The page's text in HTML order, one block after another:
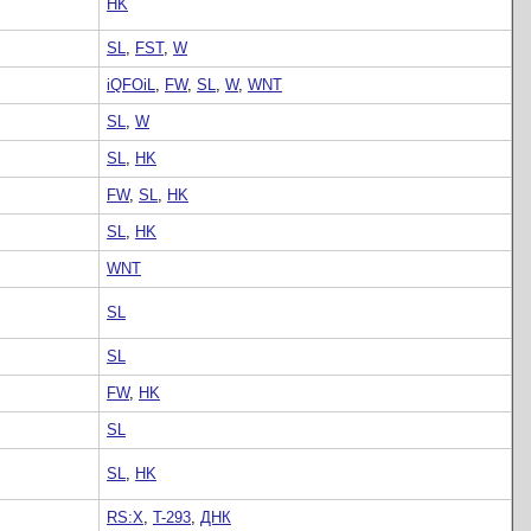
HK
SL, FST, W
iQFOiL, FW, SL, W, WNT
SL, W
SL, HK
FW, SL, HK
SL, HK
WNT
SL
SL
FW, HK
SL
SL, HK
RS:X, T-293, ДНК